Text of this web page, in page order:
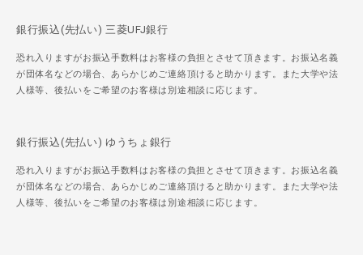
銀行振込(先払い) 三菱UFJ銀行
恐れ入りますがお振込手数料はお客様の負担とさせて頂きます。お振込名義
が団体名などの場合、あらかじめご連絡頂けると助かります。また大学や法
人様等、後払いをご希望のお客様は別途相談に応じます。
銀行振込(先払い) ゆうちょ銀行
恐れ入りますがお振込手数料はお客様の負担とさせて頂きます。お振込名義
が団体名などの場合、あらかじめご連絡頂けると助かります。また大学や法
人様等、後払いをご希望のお客様は別途相談に応じます。